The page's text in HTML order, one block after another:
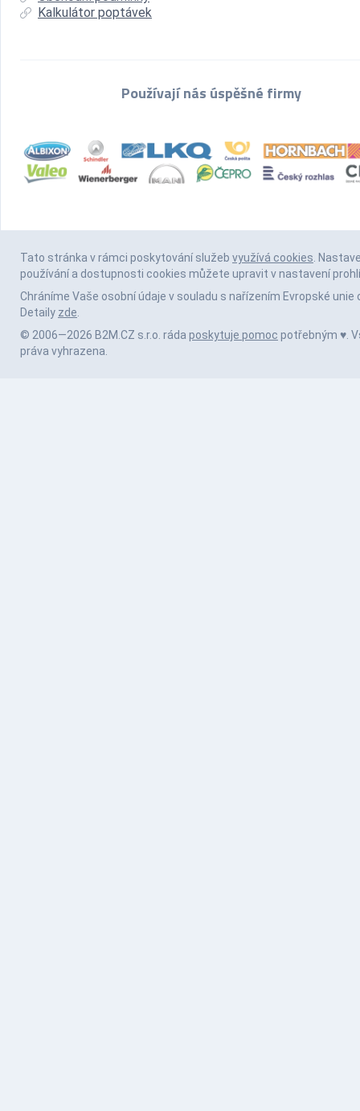
Kalkulátor poptávek
Používají nás úspěšné firmy
Tato stránka v rámci poskytování služeb využívá cookies.
používání a dostupnosti cookies můžete upravit v nastavení
Chráníme Vaše osobní údaje v souladu s nařízením Evropské unie
Detaily zde.
© 2006—2026 B2M.CZ s.r.o. ráda poskytuje pomoc potřebným ♥️.
práva vyhrazena.